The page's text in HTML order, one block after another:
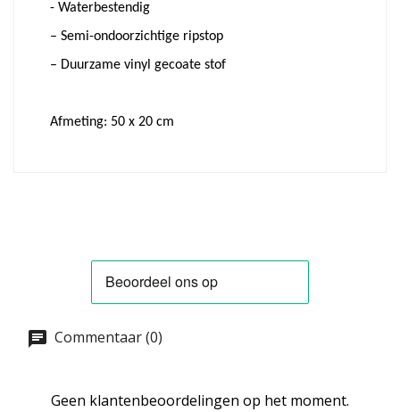
- Waterbestendig
– Semi-ondoorzichtige ripstop
– Duurzame vinyl gecoate stof
Afmeting: 50 x 20 cm
Commentaar (0)
Geen klantenbeoordelingen op het moment.